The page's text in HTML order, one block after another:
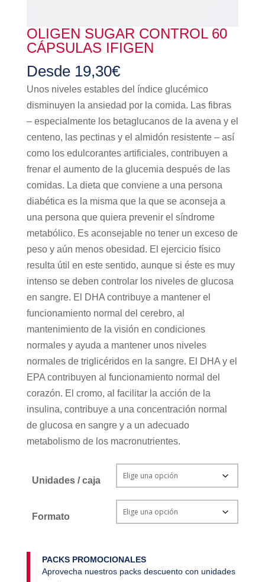
OLIGEN SUGAR CONTROL 60
CÁPSULAS IFIGEN
Desde 19,30€
Unos niveles estables del índice glucémico
disminuyen la ansiedad por la comida. Las fibras
– especialmente los betaglucanos de la avena y el
centeno, las pectinas y el almidón resistente – así
como los edulcorantes artificiales, contribuyen a
frenar el aumento de la glucemia después de las
comidas. La dieta que conviene a una persona
diabética es la misma que la que se aconseja a
una persona que quiera prevenir el síndrome
metabólico. Es aconsejable no tener un exceso de
peso y aún menos obesidad. El ejercicio físico
resulta útil en este sentido, aunque si éste es muy
intenso se deben controlar los niveles de glucosa
en sangre. El DHA contribuye a mantener el
funcionamiento normal del cerebro, al
mantenimiento de la visión en condiciones
normales y ayuda a mantener unos niveles
normales de triglicéridos en la sangre. El DHA y el
EPA contribuyen al funcionamiento normal del
corazón. El cromo, al facilitar la acción de la
insulina, contribuye a una concentración normal
de glucosa en sangre y a un adecuado
metabolismo de los macronutrientes.
Unidades / caja
Formato
PACKS PROMOCIONALES
Aprovecha nuestros packs descuento con unidades